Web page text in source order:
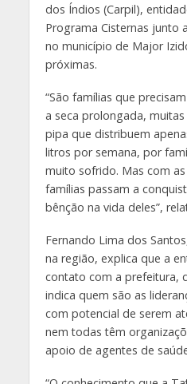
dos Índios (Carpil),
Programa Cisternas junto
no município de Major
próximas.
“São famílias que
a seca prolongada,
pipa que distribuem
litros por semana, por
muito sofrido. Mas com as
famílias passam a
bênção na vida deles”,
Fernando Lima dos
na região, explica que a
contato com a prefeitura,
indica quem são as
com potencial de serem
nem todas têm
apoio de agentes de